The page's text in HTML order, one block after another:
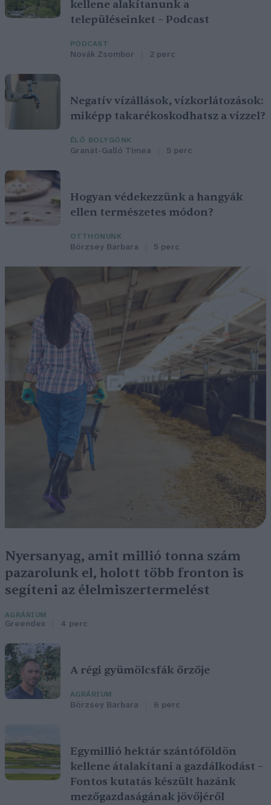
kellene alakítanunk a
településeinket – Podcast
PODCAST
Novák Zsombor 2 perc
Negatív vízállások, vízkorlátozások:
miképp takarékoskodhatsz a vízzel?
ÉLŐ BOLYGÓNK
Granát-Galló Tímea 5 perc
Hogyan védekezzünk a hangyák
ellen természetes módon?
OTTHONUNK
Börzsey Barbara 5 perc
Nyersanyag, amit millió tonna szám
pazarolunk el, holott több fronton is
segíteni az élelmiszertermelést
AGRÁRIUM
Greendex 4 perc
A régi gyümölcsfák őrzője
AGRÁRIUM
Börzsey Barbara 6 perc
Egymillió hektár szántóföldön
kellene átalakítani a gazdálkodást –
Fontos kutatás készült hazánk
mezőgazdaságának jövőjéről